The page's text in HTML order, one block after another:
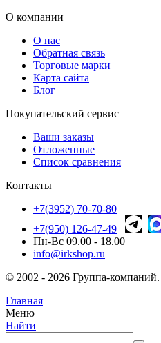
О компании
О нас
Обратная связь
Торговые марки
Карта сайта
Блог
Покупательский сервис
Ваши заказы
Отложенные
Список сравнения
Контакты
+7(3952) 70-70-80
+7(950) 126-47-49
Пн-Вс 09.00 - 18.00
info@irkshop.ru
© 2002 - 2026 Группа-
Главная
Меню
Найти